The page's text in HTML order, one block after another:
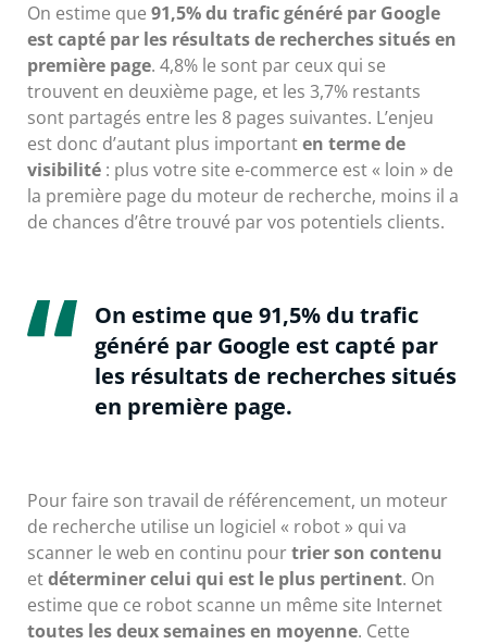
On estime que 91,5% du trafic généré par Google
est capté par les résultats de recherches situés en
première page. 4,8% le sont par ceux qui se
trouvent en deuxième page, et les 3,7% restants
sont partagés entre les 8 pages suivantes. L’enjeu
est donc d’autant plus importanten terme de
visibilité : plus votre site e-commerce est « loin » de
la première page du moteur de recherche, moins il a
de chances d’être trouvé par vos potentiels clients.
On estime que 91,5% du trafic
généré par Google est capté par
les résultats de recherches situés
en première page.
Pour faire son travail de référencement, un moteur
de recherche utilise un logiciel « robot » qui va
scanner le web en continu pourtrier son contenu
etdéterminer celui qui est le plus pertinent. On
estime que ce robot scanne un même site Internet
toutes les deux semaines en moyenne. Cette